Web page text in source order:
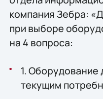
компания Зебра:
при выборе
на 4 вопроса:
1.
текущим